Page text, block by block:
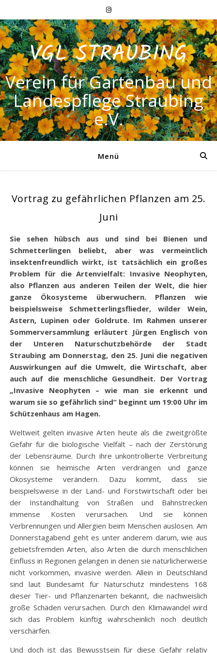
VGL STRAUBING
Verein für Gartenbau und
Landespflege Straubing
e.V.
Menü
Vortrag zu gefährlichen Pflanzen am 25.
Juni
Sie sehen hübsch aus und sind bei Bienen und
Schmetterlingen beliebt, aber was vermeintlich
insektenfreundlich wirkt, ist tatsächlich ein großes
Problem für die Artenvielfalt: Invasive Neophyten,
also Pflanzen aus anderen Teilen der Welt, die hier
ganze Ökosysteme überwuchern. Pflanzen wie
beispielsweise Schmetterlingsflieder, wilder Wein,
Astern, Lupinen oder Goldrute. Im Rahmen unserer
Sommerversammlung erläutert Jürgen Englisch von
der Unteren Naturschutzbehörde der Stadt
Straubing am Donnerstag, den 25. Juni die negativen
Auswirkungen auf die Umwelt, die Wirtschaft, aber
auch auf die menschliche Gesundheit. Der Vortrag
„Invasive Neophyten – wie man sie erkennt und
warum sie so gefährlich sind“ beginnt um 19:00 Uhr im
Schützenhaus am Hagen.
Weltweit gelten invasive Arten heute als die zweitgrößte
Gefahr für die biologische Vielfalt – nach der Zerstörung
der Lebensräume. Durch ihre unkontrollierte Verbreitung
können sie heimische Arten verdrängen und ganze
Ökosysteme verändern. Dazu kommt, dass sie
beispielsweise in der Land- und Forstwirtschaft oder bei
der Instandhaltung von Straßen und Bahnstrecken
immense Kosten verursachen. Und sie können
Verbrennungen und Allergien beim Menschen auslösen. Am
Donnerstagabend geht es unter anderem darum, wie aus
gebietsfremden Arten, also Arten die durch menschlichen
Einfluss in Regionen gelangen in denen sie natürlicherweise
nicht vorkommen, invasive werden. Allein in Deutschland
sind laut Bundesamt für Naturschutz mindestens 168
dieser Tier- und Pflanzenarten bekannt, die nachweislich
große Schäden verursachen. Durch den Klimawandel wird
sich das Problem künftig wahrscheinlich noch deutlich
verschärfen.
Und doch ist das Bewusstsein für diese Gefahr relativ